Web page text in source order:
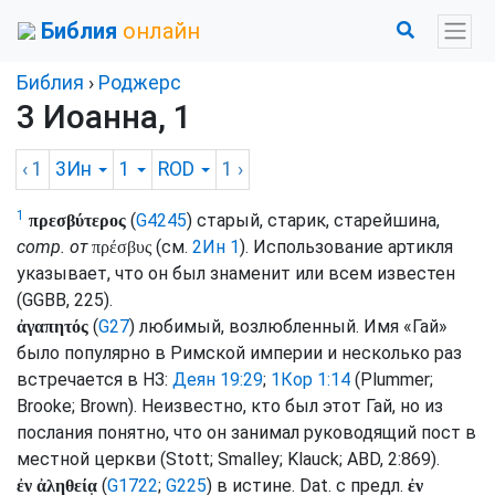
Библия онлайн
Библия › Роджерс
3 Иоанна, 1
‹ 1 3Ин 1 ROD 1 ›
1 πρεσβύτερος (G4245) старый, старик, старейшина,
comp. от πρέσβυς (см. 2Ин 1). Использование артикля
указывает, что он был знаменит или всем известен
(GGBB, 225).
ἀγαπητός (G27) любимый, возлюбленный. Имя «Гай»
было популярно в Римской империи и несколько раз
встречается в НЗ: Деян 19:29; 1Кор 1:14 (Plummer;
Brooke; Brown). Неизвестно, кто был этот Гай, но из
послания понятно, что он занимал руководящий пост в
местной церкви (Stott; Smalley; Klauck; ABD, 2:869).
ἐν ἀληθείᾳ (G1722; G225) в истине. Dat. с предл. ἐν